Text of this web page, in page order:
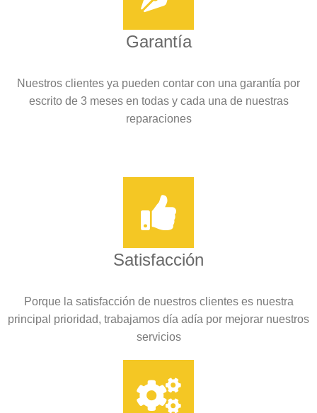
Garantía
Nuestros clientes ya pueden contar con una garantía por
escrito de 3 meses en todas y cada una de nuestras
reparaciones
Satisfacción
Porque la satisfacción de nuestros clientes es nuestra
principal prioridad, trabajamos día adía por mejorar nuestros
servicios